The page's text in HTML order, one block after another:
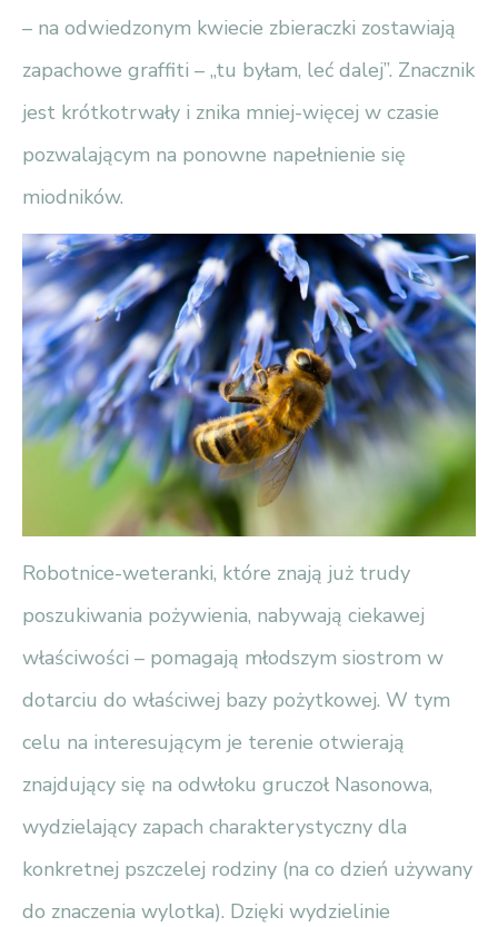
– na odwiedzonym kwiecie zbieraczki zostawiają
zapachowe graffiti – „tu byłam, leć dalej”. Znacznik
jest krótkotrwały i znika mniej-więcej w czasie
pozwalającym na ponowne napełnienie się
miodników.
Robotnice-weteranki, które znają już trudy
poszukiwania pożywienia, nabywają ciekawej
właściwości – pomagają młodszym siostrom w
dotarciu do właściwej bazy pożytkowej. W tym
celu na interesującym je terenie otwierają
znajdujący się na odwłoku gruczoł Nasonowa,
wydzielający zapach charakterystyczny dla
konkretnej pszczelej rodziny (na co dzień używany
do znaczenia wylotka). Dzięki wydzielinie